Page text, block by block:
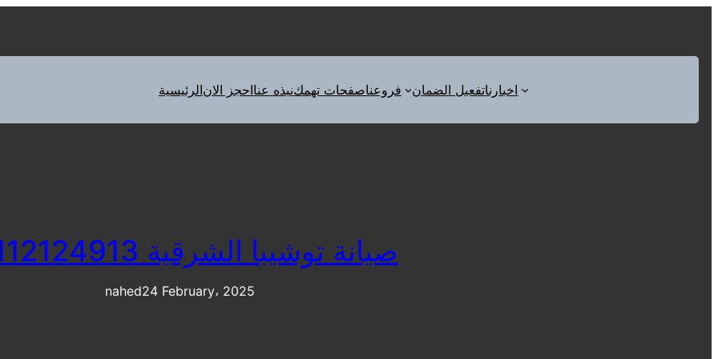
الرئيسيةاحجز الاننبذه عناصفحات تهمكفروعنا تفعيل الضماناخبارنا
صيانة توشيبا الشرقية 01112124913
nahed24 February، 2025